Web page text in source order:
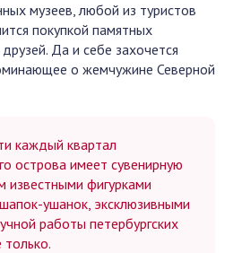
музеев, любой из туристов
покупкой памятных
Да и себе захочется
о жемчужине Северной
каждый квартал
острова имеет сувенирную
известными фигурками
ушанок, эксклюзивными
работы петербургских
только.